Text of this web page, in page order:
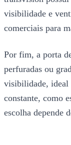
visibilidade e
comerciais para
Por fim, a porta
perfuradas ou
visibilidade, ideal
constante, como
escolha depende